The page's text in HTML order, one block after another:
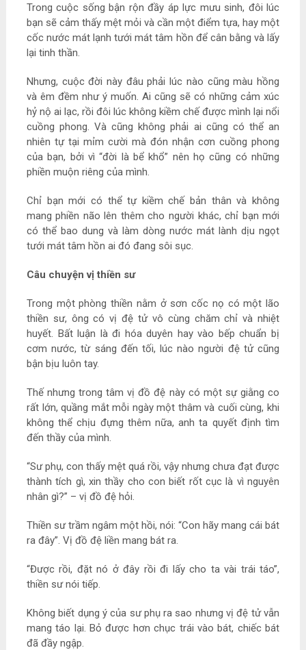
Trong cuộc sống bận rộn đầy áp lực mưu sinh, đôi lúc
bạn sẽ cảm thấy mệt mỏi và cần một điểm tựa, hay một
cốc nước mát lạnh tưới mát tâm hồn để cân bằng và lấy
lại tinh thần.
Nhưng, cuộc đời này đâu phải lúc nào cũng màu hồng
và êm đềm như ý muốn. Ai cũng sẽ có những cảm xúc
hỷ nộ ai lạc, rồi đôi lúc không kiềm chế được mình lại nổi
cuồng phong. Và cũng không phải ai cũng có thể an
nhiên tự tại mỉm cười mà đón nhận cơn cuồng phong
của bạn, bởi vì “đời là bể khổ” nên họ cũng có những
phiền muộn riêng của mình.
Chỉ bạn mới có thể tự kiềm chế bản thân và không
mang phiền não lên thêm cho người khác, chỉ bạn mới
có thể bao dung và làm dòng nước mát lành dịu ngọt
tưới mát tâm hồn ai đó đang sôi sục.
Câu chuyện vị thiền sư
Trong một phòng thiền nằm ở sơn cốc nọ có một lão
thiền sư, ông có vị đệ tử vô cùng chăm chỉ và nhiệt
huyết. Bất luận là đi hóa duyên hay vào bếp chuẩn bị
cơm nước, từ sáng đến tối, lúc nào người đệ tử cũng
bận bịu luôn tay.
Thế nhưng trong tâm vị đồ đệ này có một sự giằng co
rất lớn, quầng mắt mỗi ngày một thâm và cuối cùng, khi
không thể chịu đựng thêm nữa, anh ta quyết định tìm
đến thầy của mình.
“Sư phụ, con thấy mệt quá rồi, vậy nhưng chưa đạt được
thành tích gì, xin thầy cho con biết rốt cục là vì nguyên
nhân gì?” – vị đồ đệ hỏi.
Thiền sư trầm ngâm một hồi, nói: “Con hãy mang cái bát
ra đây”. Vị đồ đệ liền mang bát ra.
“Được rồi, đặt nó ở đây rồi đi lấy cho ta vài trái táo”,
thiền sư nói tiếp.
Không biết dụng ý của sư phụ ra sao nhưng vị đệ tử vẫn
mang táo lại. Bỏ được hơn chục trái vào bát, chiếc bát
đã đầy ngập.